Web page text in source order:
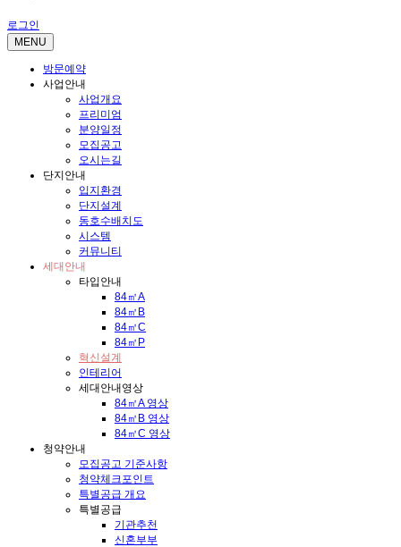
로그인
MENU
방문예약
사업안내
사업개요
프리미엄
분양일정
모집공고
오시는길
단지안내
입지환경
단지설계
동호수배치도
시스템
커뮤니티
세대안내
타입안내
84㎡A
84㎡B
84㎡C
84㎡P
혁신설계
인테리어
세대안내영상
84㎡A 영상
84㎡B 영상
84㎡C 영상
청약안내
모집공고 기준사항
청약체크포인트
특별공급 개요
특별공급
기관추천
신혼부부